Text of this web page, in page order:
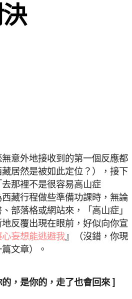
意外地接收到的第一個反應都
居然是被如此定位？），接下
那裡不是很容易高山症
藏行程做些準備功課時，無論
部落格或網站來，「高山症」
反覆出現在眼前，好似向你宣
妄想能逃避我』（沒錯，你現
文章）。
，是你的，走了也會回來 ]